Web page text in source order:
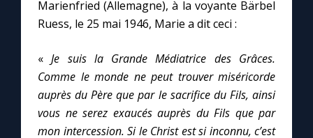
Avec Thérèse de Lisieux
L'Évangile chaque jour
Marienfried (Allemagne), à la voyante Bärbel
Ruess, le 25 mai 1946, Marie a dit ceci :
«Je suis la Grande Médiatrice des Grâces.
Comme le monde ne peut trouver miséricorde
auprès du Père que par le sacrifice du Fils, ainsi
vous ne serez exaucés auprès du Fils que par
mon intercession. Si le Christ est si inconnu, c’est